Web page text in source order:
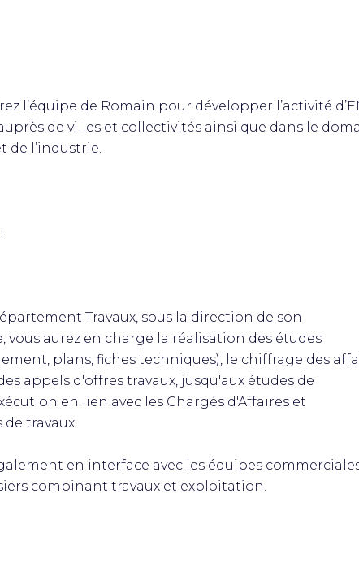
l’équipe de Romain pour développer l’activité
auprès de villes et collectivités ainsi que dans le
de l’industrie.
Travaux, sous la direction de son
vous aurez en charge la réalisation des études
plans, fiches techniques), le chiffrage des
appels d'offres travaux, jusqu'aux études de
en lien avec les Chargés d'Affaires et
travaux.
en interface avec les équipes
combinant travaux et exploitation.